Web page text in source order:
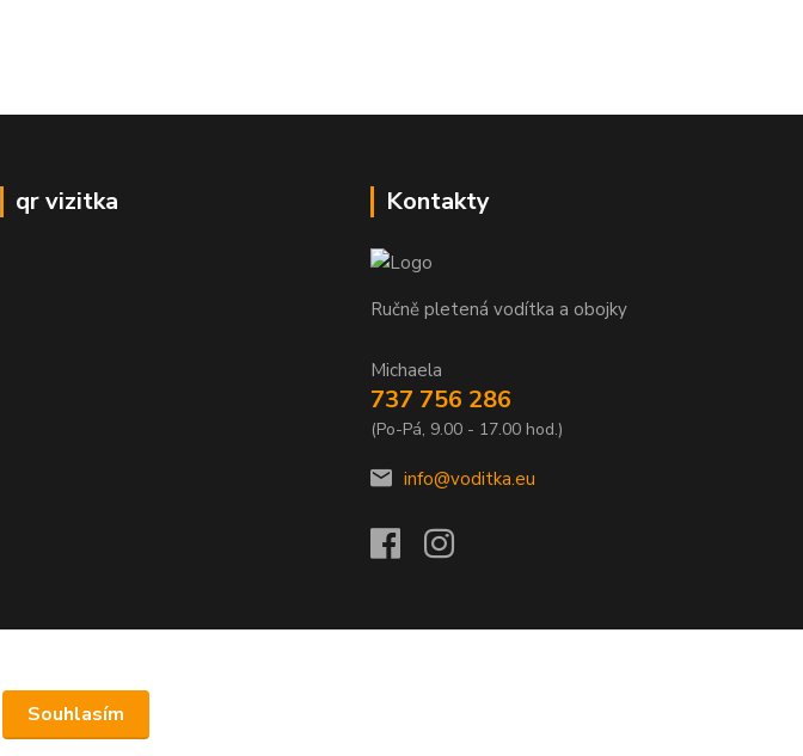
qr vizitka Kontakty
Ručně pletená vodítka a obojky
Michaela
737 756 286
(Po-Pá, 9.00 - 17.00 hod.)
info@voditka.eu
Souhlasím